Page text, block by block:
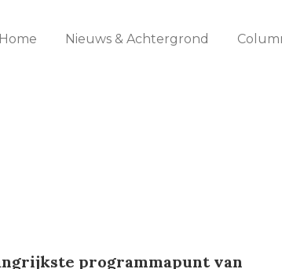
Home Nieuws & Achtergrond
programmapunt van